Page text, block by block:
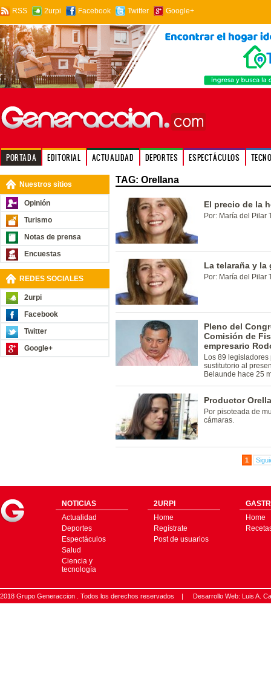
RSS 2urpi Facebook Twitter Google+
PORTADA EDITORIAL ACTUALIDAD DEPORTES ESPECTÁCULOS
Nuestros sitios
Opinión
Turismo
Notas de prensa
Encuestas
REDES SOCIALES
2urpi
Facebook
Twitter
Google+
TAG: Orellana
El precio de la
Por: María del Pilar
La telaraña y
Por: María del Pilar
Pleno del
Comisión de
empresario
Los 89
sustitutorio al
Belaunde hace 25
Productor
Por pisoteada de
cámaras.
1
NOTICIAS
Actualidad
Deportes
Espectáculos
Salud
Ciencia y
tecnología
2URPI
Home
Regístrate
Post de usuarios
Home
2018 Grupo Generaccion . Todos los derechos reservados | Desarrollo Web: Luis